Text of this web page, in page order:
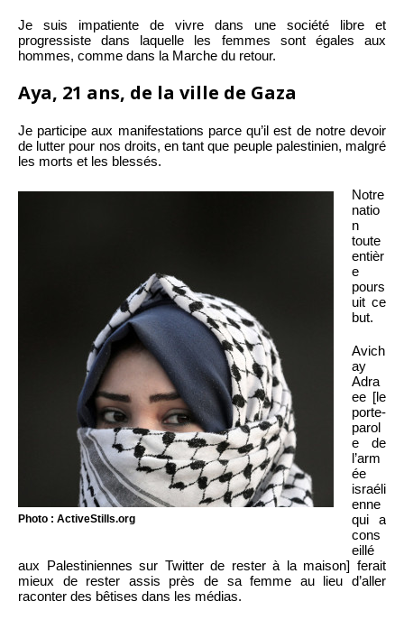
Je suis impatiente de vivre dans une société libre et
progressiste dans laquelle les femmes sont égales aux
hommes, comme dans la Marche du retour.
Aya, 21 ans, de la ville de Gaza
Je participe aux manifestations parce qu’il est de notre devoir
de lutter pour nos droits, en tant que peuple palestinien, malgré
les morts et les blessés.
Photo : ActiveStills.org
Notre
natio
n
toute
entièr
e
pours
uit ce
but.
Avich
ay
Adra
ee [le
porte-
parol
e de
l’arm
ée
israéli
enne
qui a
cons
eillé
aux Palestiniennes sur Twitter de rester à la maison] ferait
mieux de rester assis près de sa femme au lieu d’aller
raconter des bêtises dans les médias.